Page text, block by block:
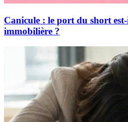
Canicule : le port du short
immobilière ?